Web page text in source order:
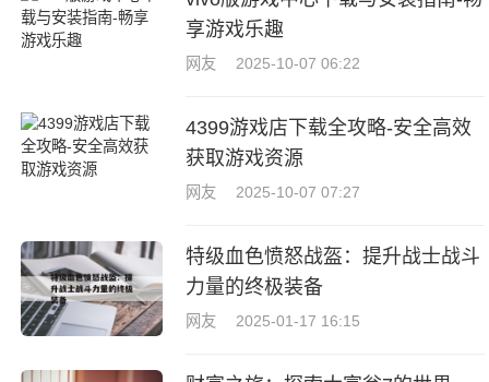
享游戏乐趣
网友 2025-10-07 06:22
4399游戏店下载全攻略-安全高效
获取游戏资源
网友 2025-10-07 07:27
特级血色愤怒战盔：提升战士战斗
力量的终极装备
网友 2025-01-17 16:15